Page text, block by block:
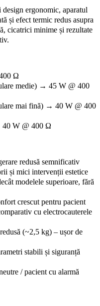
design ergonomic, aparatul
și efect termic redus asupra
cicatrici minime și rezultate
Ω
medie) → 45 W @ 400
mai fină) → 40 W @ 400
40 W @ 400 Ω
redusă semnificativ
și mici intervenții estetice
modelele superioare, fără
crescut pentru pacient
cu electrocauterele
(~2,5 kg) – ușor de
stabili și siguranță
/ pacient cu alarmă